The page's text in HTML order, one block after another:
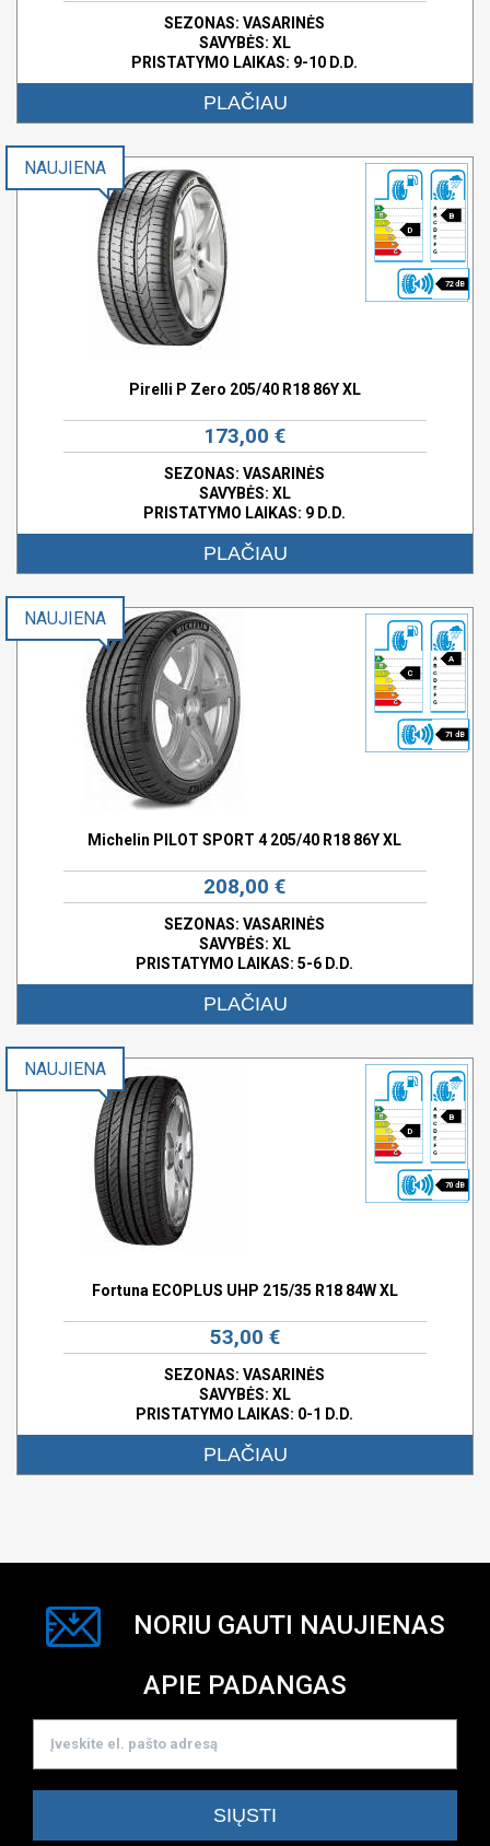
SEZONAS: VASARINĖS
SAVYBĖS: XL
PRISTATYMO LAIKAS: 9-10 D.D.
PLAČIAU
D
B
72 dB
NAUJIENA
Pirelli P Zero 205/40 R18 86Y XL
173,00 €
SEZONAS: VASARINĖS
SAVYBĖS: XL
PRISTATYMO LAIKAS: 9 D.D.
PLAČIAU
C
A
71 dB
NAUJIENA
Michelin PILOT SPORT 4 205/40 R18 86Y XL
208,00 €
SEZONAS: VASARINĖS
SAVYBĖS: XL
PRISTATYMO LAIKAS: 5-6 D.D.
PLAČIAU
D
B
70 dB
NAUJIENA
Fortuna ECOPLUS UHP 215/35 R18 84W XL
53,00 €
SEZONAS: VASARINĖS
SAVYBĖS: XL
PRISTATYMO LAIKAS: 0-1 D.D.
PLAČIAU
NORIU GAUTI NAUJIENAS
APIE PADANGAS